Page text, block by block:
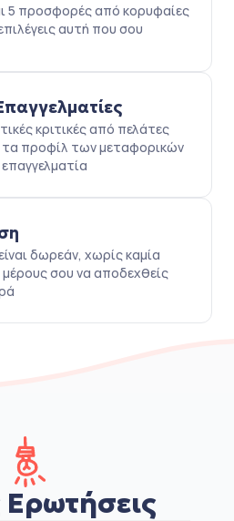
5 προσφορές από κορυφαίες
αυτή που σου
κριτικές από πελάτες
τα προφίλ των μεταφορικών
δωρεάν, χωρίς καμία
σου να αποδεχθείς
Ερωτήσεις